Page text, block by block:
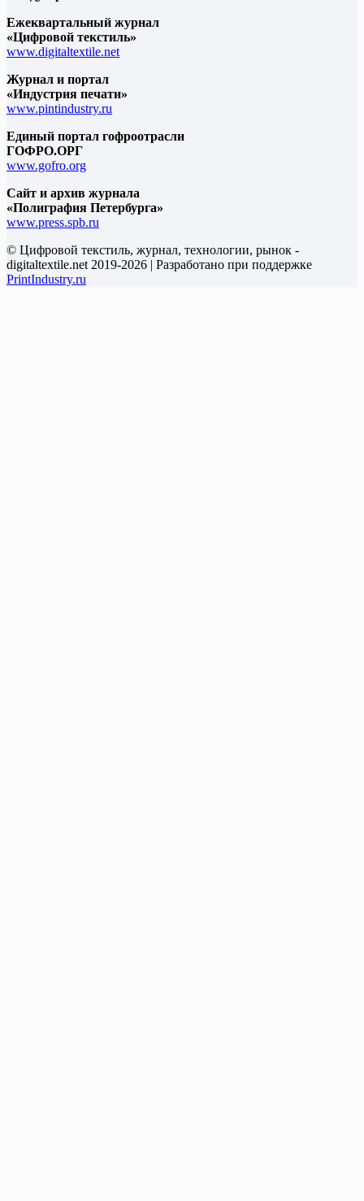
Ежеквартальный журнал
«Цифровой текстиль»
www.digitaltextile.net
Журнал и портал
«Индустрия печати»
www.pintindustry.ru
Единый портал гофроотрасли
ГОФРО.ОРГ
www.gofro.org
Сайт и архив журнала
«Полиграфия Петербурга»
www.press.spb.ru
© Цифровой текстиль, журнал, технологии, рынок -
digitaltextile.net 2019-2026 | Разработано при поддержке
PrintIndustry.ru